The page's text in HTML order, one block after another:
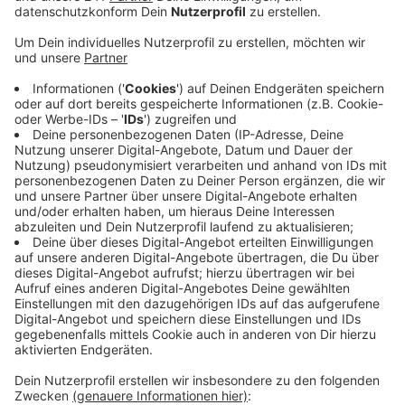
Anzeige
Die herbeigerufenen Einsatzkräfte konnten die
Rauchwolke schon von weitem sehen.
Das Feuer, was in der 2. Etage ausgebrochen
war, konnte aber schnell unter Kontrolle gebracht
werden. Durch den Brand und die Löscharbeiten sind
auch die angrenzenden Wohnungen nicht mehr
bewohnbar.
Der Anwohner der betroffenen Wohnung musste mit
Verletzungen ins Krankenhaus gebracht werden.
Insgesamt waren 57 Einsatzkräfte und 18 Fahrzeuge
der Feuerwehr im Einsatz. Die Brandursache ist derzeit
Anzeige